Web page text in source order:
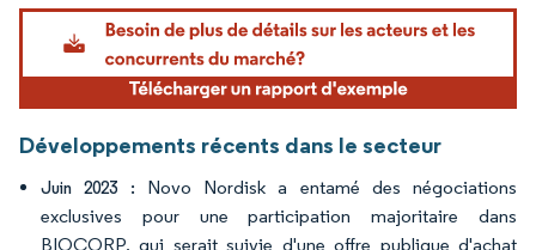
Image © Mordor Intelligence. La réutilisation nécessite une attribution sous CC BY
Développements récents dans le secteur
Juin 2023 : Novo Nordisk a entamé des négociations
exclusives pour une participation majoritaire dans
BIOCORP, qui serait suivie d'une offre publique d'achat